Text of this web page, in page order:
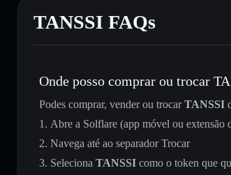
TANSSI FAQs
Onde posso comprar ou trocar
Podes comprar, vender ou trocarTANSSI
Abre a Solflare (app móvel ou extensão
Navega até ao separador Trocar
Seleciona TANSSI como o token que